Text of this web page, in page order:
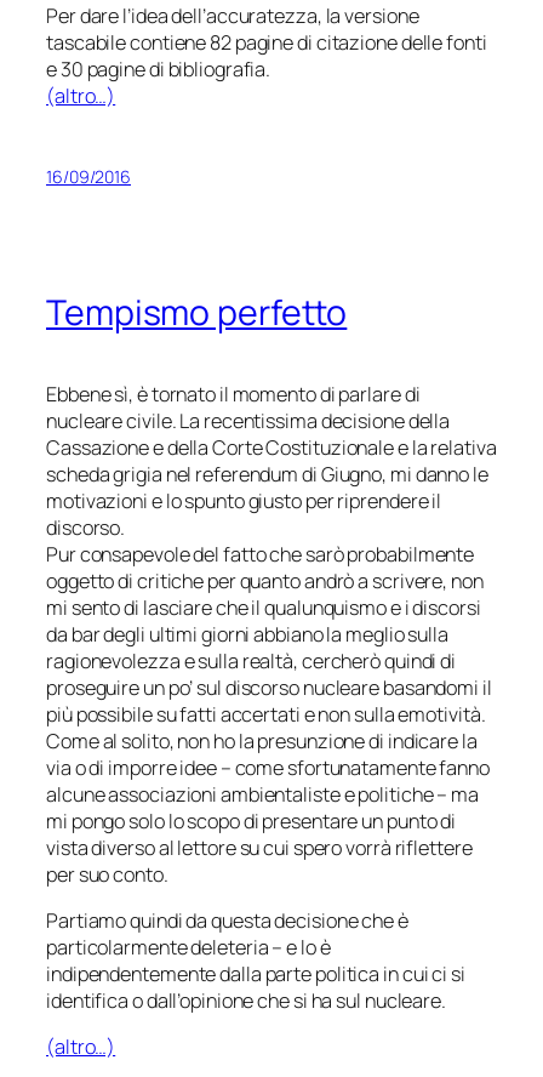
Per dare l’idea dell’accuratezza, la versione
tascabile contiene 82 pagine di citazione delle fonti
e 30 pagine di bibliografia.
(altro…)
16/09/2016
Tempismo perfetto
Ebbene sì, è tornato il momento di parlare di
nucleare civile. La recentissima decisione della
Cassazione e della Corte Costituzionale e la relativa
scheda grigia nel referendum di Giugno, mi danno le
motivazioni e lo spunto giusto per riprendere il
discorso.
Pur consapevole del fatto che sarò probabilmente
oggetto di critiche per quanto andrò a scrivere, non
mi sento di lasciare che il qualunquismo e i discorsi
da bar degli ultimi giorni abbiano la meglio sulla
ragionevolezza e sulla realtà, cercherò quindi di
proseguire un po’ sul discorso nucleare basandomi il
più possibile su fatti accertati e non sulla emotività.
Come al solito, non ho la presunzione di indicare la
via o di imporre idee – come sfortunatamente fanno
alcune associazioni ambientaliste e politiche – ma
mi pongo solo lo scopo di presentare un punto di
vista diverso al lettore su cui spero vorrà riflettere
per suo conto.
Partiamo quindi da questa decisione che è
particolarmente deleteria – e lo è
indipendentemente dalla parte politica in cui ci si
identifica o dall’opinione che si ha sul nucleare.
(altro…)